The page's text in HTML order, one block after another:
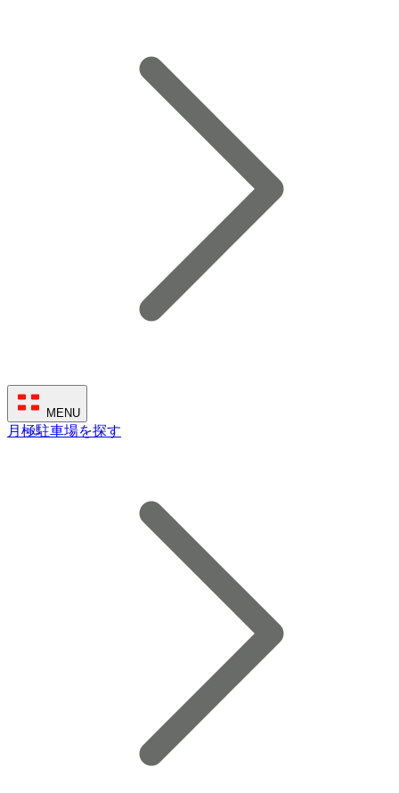
MENU
月極駐車場を探す